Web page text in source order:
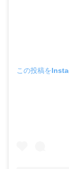
この投稿を